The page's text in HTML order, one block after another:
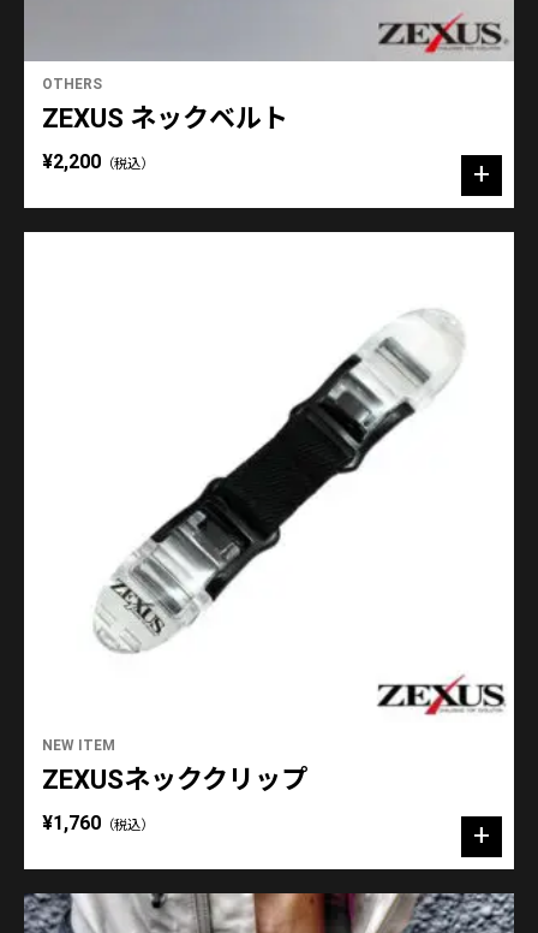
OTHERS
ZEXUS ネックベルト
¥2,200 （税込）
NEW ITEM
ZEXUSネッククリップ
¥1,760 （税込）